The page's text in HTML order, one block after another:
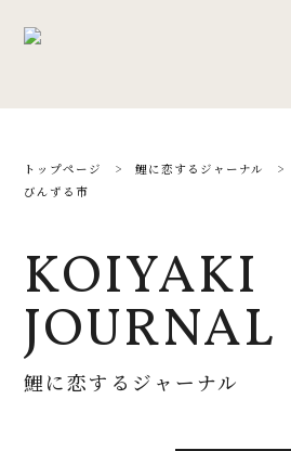
トップページ >鯉に恋するジャーナル >
びんずる市
KOIYAKI
JOURNAL
鯉に恋するジャーナル